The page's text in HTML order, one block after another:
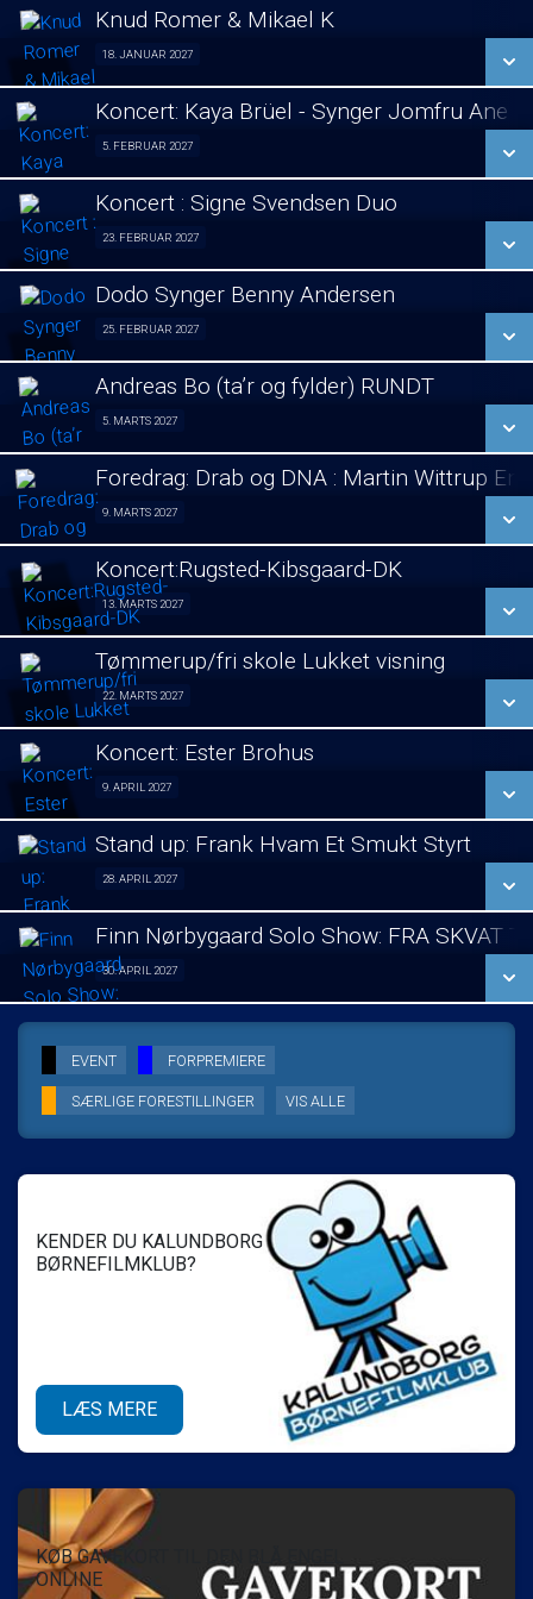
LÆS MERE
LÆS MERE
Knud Romer & Mikael K
18. JANUAR 2027
LÆS MERE
Koncert: Kaya Brüel - Synger Jomfru Ane
5. FEBRUAR 2027
LÆS MERE
Koncert : Signe Svendsen Duo
23. FEBRUAR 2027
Koncert : Signe Svendsen Duo 23/02
LÆS MERE
Dodo Synger Benny Andersen
25. FEBRUAR 2027
LÆS MERE
Andreas Bo (ta’r og fylder) RUNDT
5. MARTS 2027
LÆS MERE
Foredrag: Drab og DNA : Martin Wittrup
9. MARTS 2027
LÆS MERE
Koncert:Rugsted-Kibsgaard-DK
13. MARTS 2027
LÆS MERE
Tømmerup/fri skole Lukket visning
22. MARTS 2027Lukket visning 22/03
LÆS MERE
Koncert: Ester Brohus
9. APRIL 2027
LÆS MERE
Stand up: Frank Hvam Et Smukt Styrt
28. APRIL 2027
LÆS MERE
Finn Nørbygaard Solo Show: FRA SKVAT
30. APRIL 2027
SE ALLE DAGE
LÆS MERE
EVENT FORPREMIERE
SÆRLIGE FORESTILLINGER VIS ALLE
KENDER DU KALUNDBORG
BØRNEFILMKLUB?
LÆS MERE
KØB GAVEKORT TIL DEN BLÅ ENGEL
ONLINE